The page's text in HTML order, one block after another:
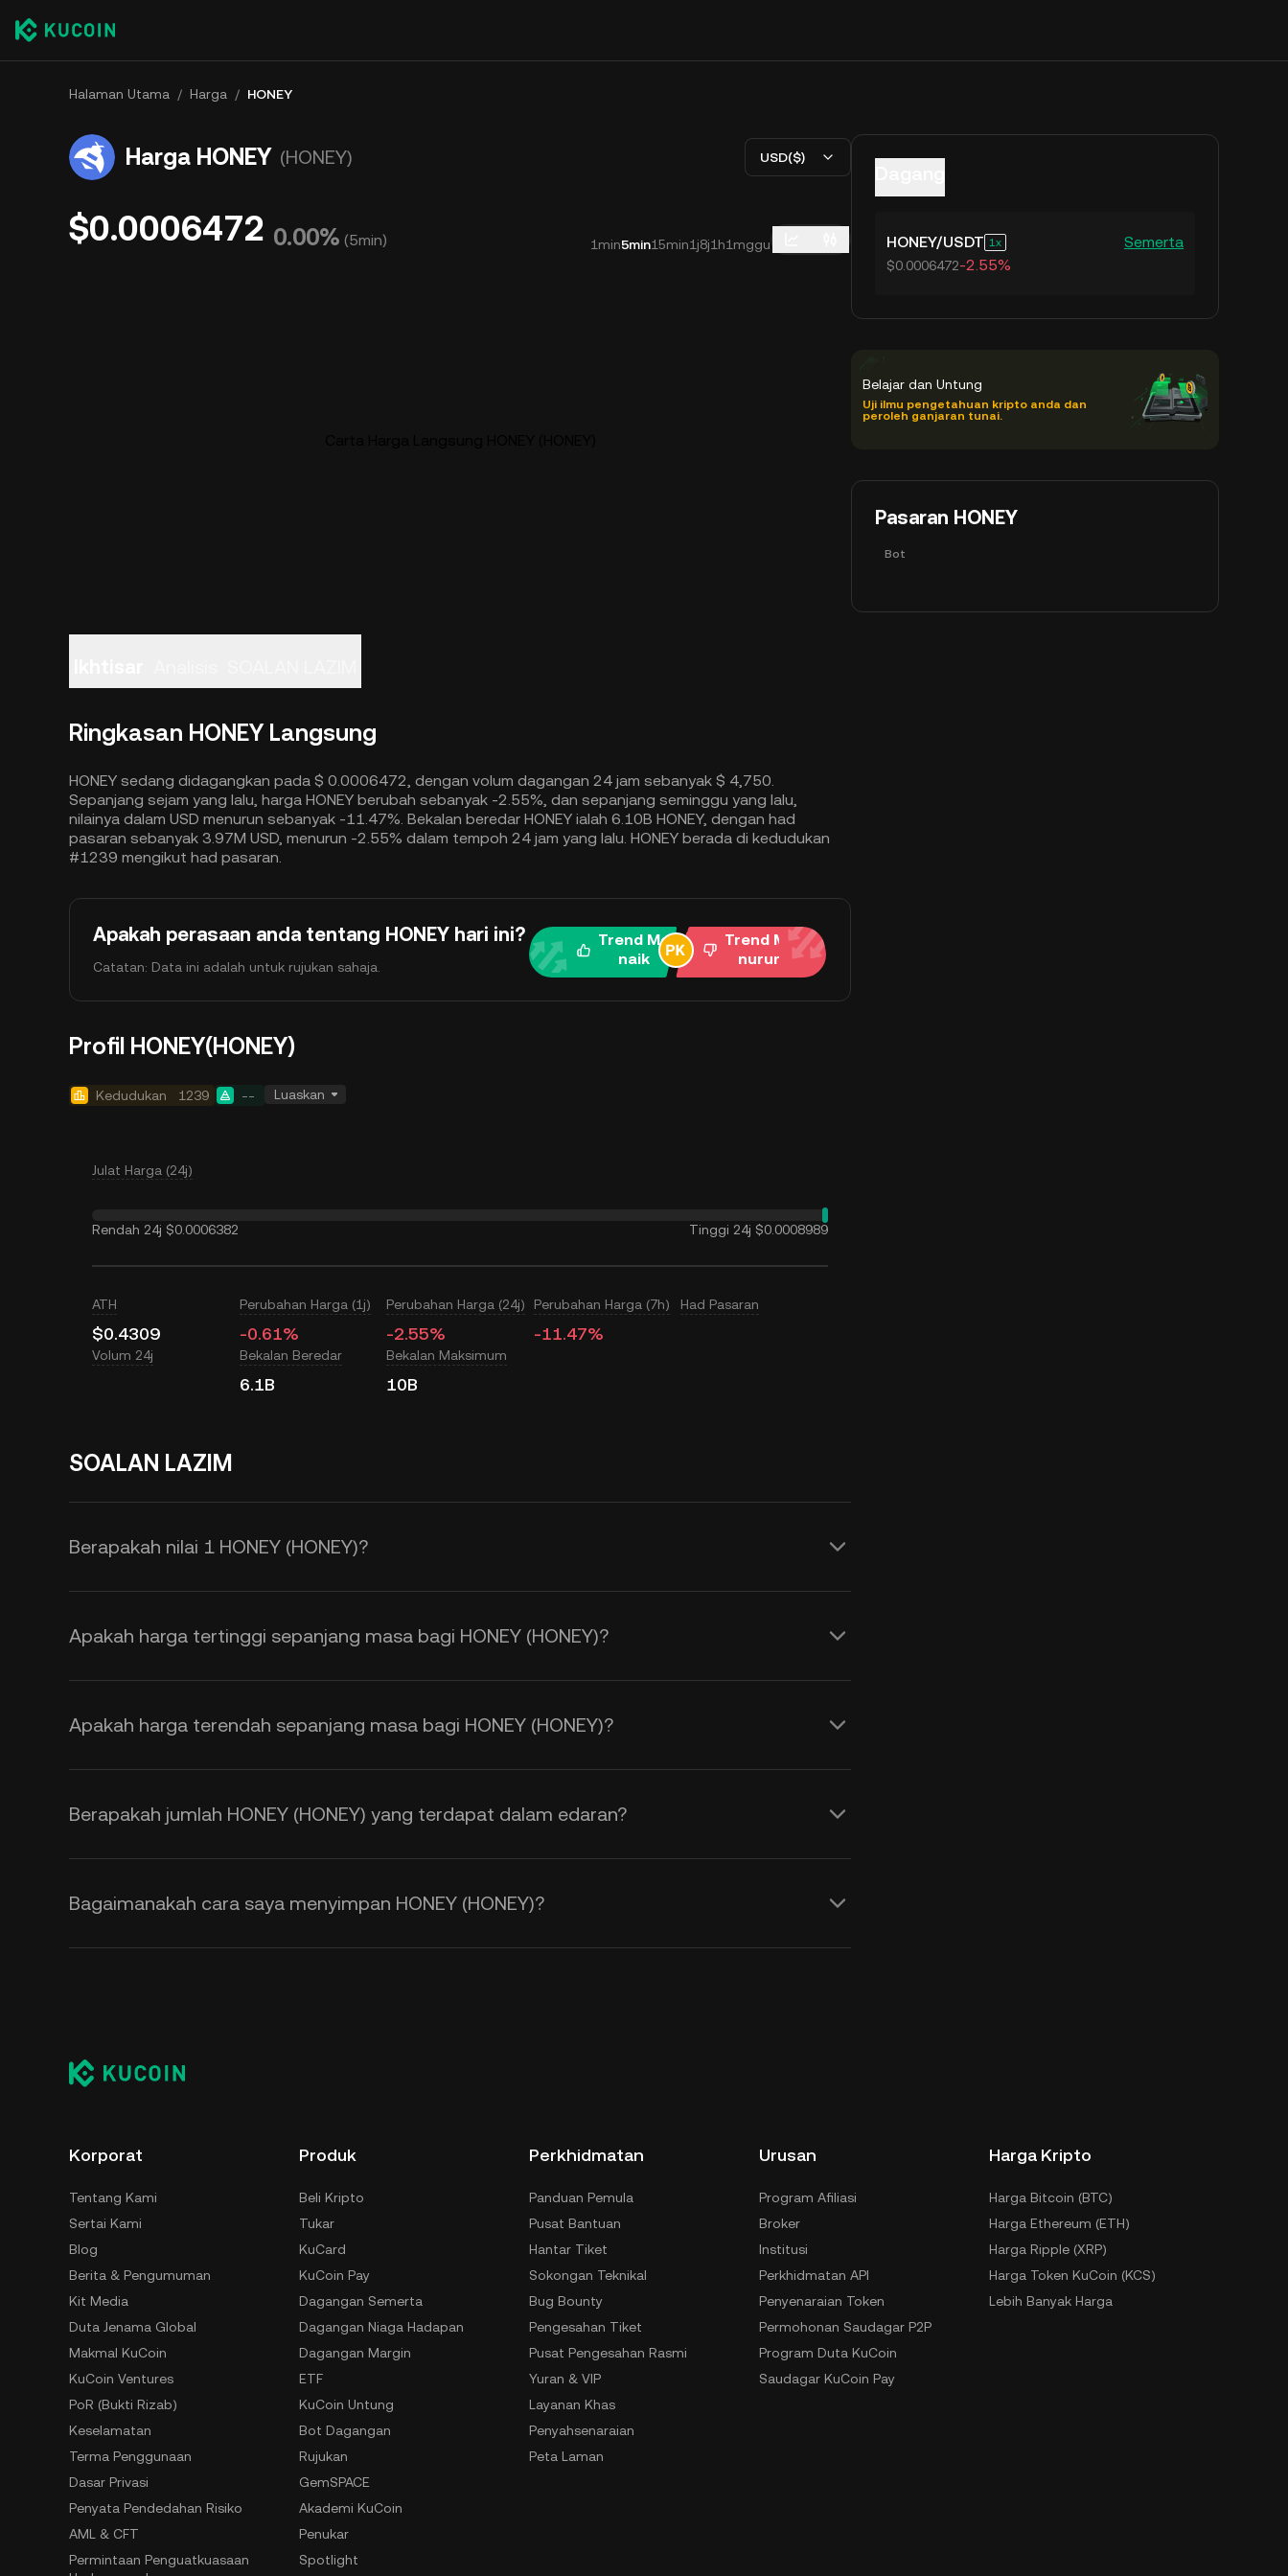
Halaman Utama / Harga / HONEY
Harga HONEY (HONEY) USD($)
$0.0006472 0.00% (5min) 1min5min15min1j8j1h1mggu
Ringkasan HONEY Langsung
HONEY sedang didagangkan pada $ 0.0006472, dengan volum dagangan 24 jam sebanyak $ 4,750.
Sepanjang sejam yang lalu, harga HONEY berubah sebanyak -2.55%, dan sepanjang seminggu yang lalu,
nilainya dalam USD menurun sebanyak -11.47%. Bekalan beredar HONEY ialah 6.10B HONEY, dengan had
pasaran sebanyak 3.97M USD, menurun -2.55% dalam tempoh 24 jam yang lalu. HONEY berada di kedudukan
#1239 mengikut had pasaran.
Apakah perasaan anda tentang HONEY hari ini?
Catatan: Data ini adalah untuk rujukan sahaja.
Trend Me
naik
Trend Me
nurun
Profil HONEY(HONEY)
Kedudukan 1239 -- Luaskan
Julat Harga (24j)
Rendah 24j $0.0006382 Tinggi 24j $0.0008989
ATH
$0.4309
Perubahan Harga (1j)
-0.61%
Perubahan Harga (24j)
-2.55%
Perubahan Harga (7h)
-11.47%
Had Pasaran
Volum 24j Bekalan Beredar
6.1B
Bekalan Maksimum
10B
SOALAN LAZIM
Berapakah nilai 1 HONEY (HONEY)?
KuCoin menyediakan pengemasan kini harga USD masa nyata untuk
HONEY (HONEY). Harga HONEY adalah dipengaruhi oleh pembekalan dan
Apakah harga tertinggi sepanjang masa bagi HONEY (HONEY)?
Apakah harga terendah sepanjang masa bagi HONEY (HONEY)?
Berapakah jumlah HONEY (HONEY) yang terdapat dalam edaran?
Bagaimanakah cara saya menyimpan HONEY (HONEY)?
HONEY/USDT 1 Semerta
$0.0006472-2.55%
Belajar dan Untung
Uji ilmu pengetahuan kripto anda dan
peroleh ganjaran tunai.
Pasaran HONEY
Bot
Korporat
Tentang Kami
Sertai Kami
Blog
Berita & Pengumuman
Kit Media
Duta Jenama Global
Makmal KuCoin
KuCoin Ventures
PoR (Bukti Rizab)
Keselamatan
Terma Penggunaan
Dasar Privasi
Penyata Pendedahan Risiko
AML & CFT
Permintaan Penguatkuasaan
Produk
Beli Kripto
Tukar
KuCard
KuCoin Pay
Dagangan Semerta
Dagangan Niaga Hadapan
Dagangan Margin
ETF
KuCoin Untung
Bot Dagangan
Rujukan
GemSPACE
Akademi KuCoin
Penukar
Spotlight
Perkhidmatan
Panduan Pemula
Pusat Bantuan
Hantar Tiket
Sokongan Teknikal
Bug Bounty
Pengesahan Tiket
Pusat Pengesahan Rasmi
Yuran & VIP
Layanan Khas
Penyahsenaraian
Peta Laman
Urusan
Program Afiliasi
Broker
Institusi
Perkhidmatan API
Penyenaraian Token
Permohonan Saudagar P2P
Program Duta KuCoin
Saudagar KuCoin Pay
Harga Kripto
Harga Bitcoin (BTC)
Harga Ethereum (ETH)
Harga Ripple (XRP)
Harga Token KuCoin (KCS)
Lebih Banyak Harga